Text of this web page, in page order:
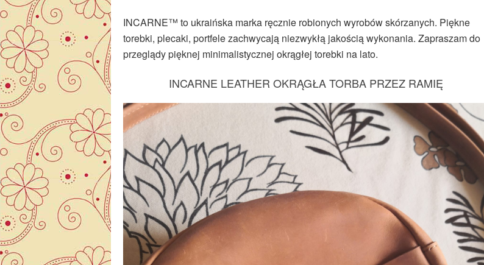
INCARNE™ to ukraińska marka ręcznie robionych wyrobów skórzanych. Piękne
torebki, plecaki, portfele zachwycają niezwykłą jakością wykonania. Zapraszam do
przeglądy pięknej minimalistycznej okrągłej torebki na lato.
INCARNE LEATHER OKRĄGŁA TORBA PRZEZ RAMIĘ